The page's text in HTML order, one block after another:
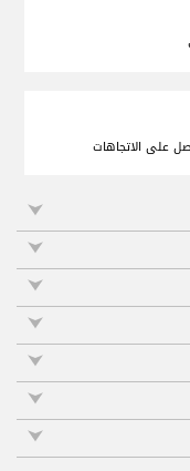
على الاتجاهات